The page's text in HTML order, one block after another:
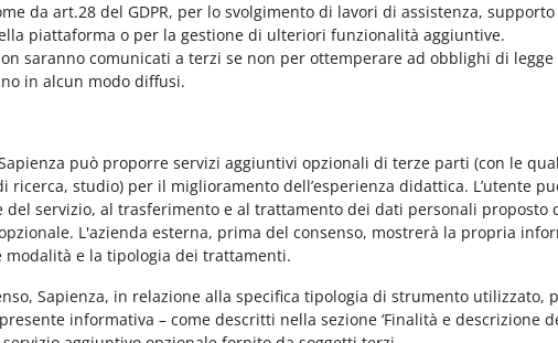
da art.28 del GDPR, per lo svolgimento di lavori di assistenza,
piattaforma o per la gestione di ulteriori funzionalità aggiuntive.
saranno comunicati a terzi se non per ottemperare ad obblighi di
in alcun modo diffusi.
può proporre servizi aggiuntivi opzionali di terze parti (con le
studio) per il miglioramento dell’esperienza didattica. L’utente
servizio, al trasferimento e al trattamento dei dati personali proposto
L'azienda esterna, prima del consenso, mostrerà la propria
e la tipologia dei trattamenti.
Sapienza, in relazione alla specifica tipologia di strumento utilizzato,
informativa – come descritti nella sezione ‘Finalità e descrizione